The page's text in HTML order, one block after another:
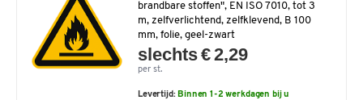
brandbare stoffen", EN ISO 7010, tot 3
m, zelfverlichtend, zelfklevend, B 100
mm, folie, geel-zwart
slechts € 2,29
per st.
Levertijd: Binnen 1-2 werkdagen bij u